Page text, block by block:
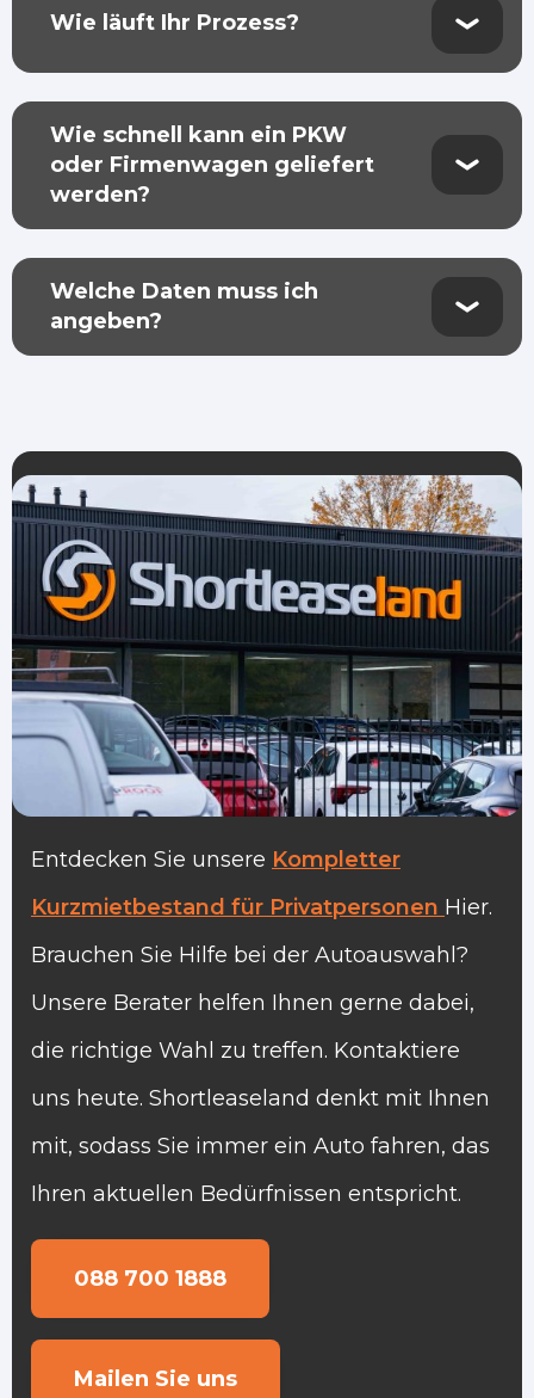
Wie läuft Ihr Prozess?
Wie schnell kann ein PKW
oder Firmenwagen geliefert
werden?
Welche Daten muss ich
angeben?
Entdecken Sie unsere Kompletter
Kurzmietbestand für Privatpersonen Hier.
Brauchen Sie Hilfe bei der Autoauswahl?
Unsere Berater helfen Ihnen gerne dabei,
die richtige Wahl zu treffen. Kontaktiere
uns heute. Shortleaseland denkt mit Ihnen
mit, sodass Sie immer ein Auto fahren, das
Ihren aktuellen Bedürfnissen entspricht.
088 700 1888
Mailen Sie uns